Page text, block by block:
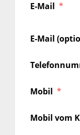
E-Mail
E-Mail
Mobil
Mobil vom